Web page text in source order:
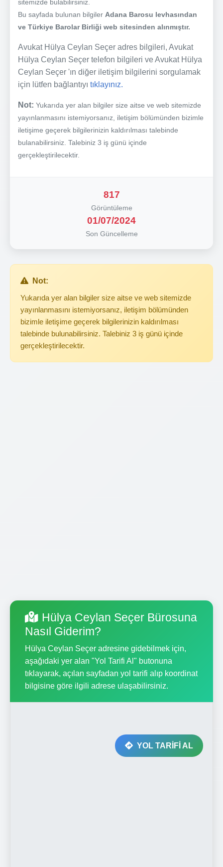
sitemizde bulabilirsiniz.
Bu sayfada bulunan bilgiler Adana Barosu levhasından
ve Türkiye Barolar Birliği web sitesinden alınmıştır.
Avukat Hülya Ceylan Seçer adres bilgileri, Avukat
Hülya Ceylan Seçer telefon bilgileri ve Avukat Hülya
Ceylan Seçer 'ın diğer iletişim bilgilerini sorgulamak
için lütfen bağlantıyı tıklayınız.
Not: Yukarıda yer alan bilgiler size aitse ve web sitemizde
yayınlanmasını istemiyorsanız, iletişim bölümünden bizimle
iletişime geçerek bilgilerinizin kaldırılması talebinde
bulanabilirsiniz. Talebiniz 3 iş günü içinde
gerçekleştirilecektir.
817
Görüntüleme
01/07/2024
Son Güncelleme
Not:
Yukarıda yer alan bilgiler size aitse ve web sitemizde
yayınlanmasını istemiyorsanız, iletişim bölümünden
bizimle iletişime geçerek bilgilerinizin kaldırılması
talebinde bulunabilirsiniz. Talebiniz 3 iş günü içinde
gerçekleştirilecektir.
Hülya Ceylan Seçer Bürosuna
Nasıl Giderim?
Hülya Ceylan Seçer adresine gidebilmek için,
aşağıdaki yer alan "Yol Tarifi Al" butonuna
tıklayarak, açılan sayfadan yol tarifi alıp koordinat
bilgisine göre ilgili adrese ulaşabilirsiniz.
YOL TARİFİ AL